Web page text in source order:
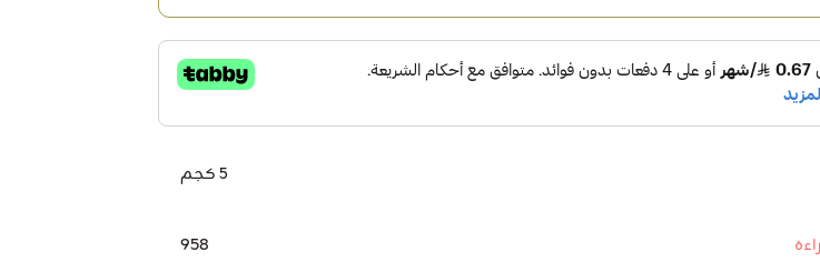
5 كجم
958